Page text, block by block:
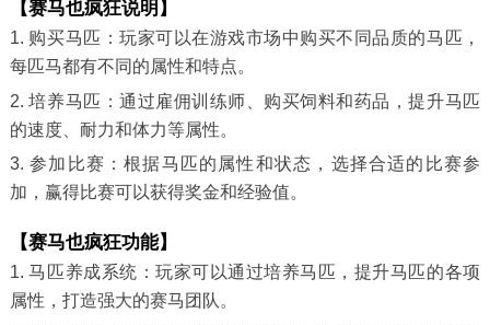
【赛马也疯狂说明】
1. 购买马匹：玩家可以在游戏市场中购买不同品质的马匹，
每匹马都有不同的属性和特点。
2. 培养马匹：通过雇佣训练师、购买饲料和药品，提升马匹
的速度、耐力和体力等属性。
3. 参加比赛：根据马匹的属性和状态，选择合适的比赛参
加，赢得比赛可以获得奖金和经验值。
【赛马也疯狂功能】
1. 马匹养成系统：玩家可以通过培养马匹，提升马匹的各项
属性，打造强大的赛马团队。